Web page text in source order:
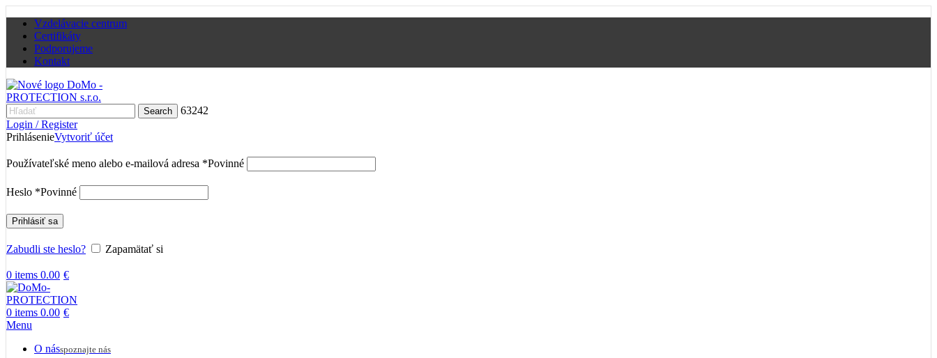
Vzdelávacie centrum
Certifikáty
Podporujeme
Kontakt
Search
63242
Login / Register
PrihlásenieVytvoriť účet
Používateľské meno alebo e-mailová adresa *Povinné
Heslo *Povinné
Prihlásiť sa
Zabudli ste heslo? Zapamätať si
0 items 0.00 €
0 items 0.00 €
Menu
O násspoznajte nás